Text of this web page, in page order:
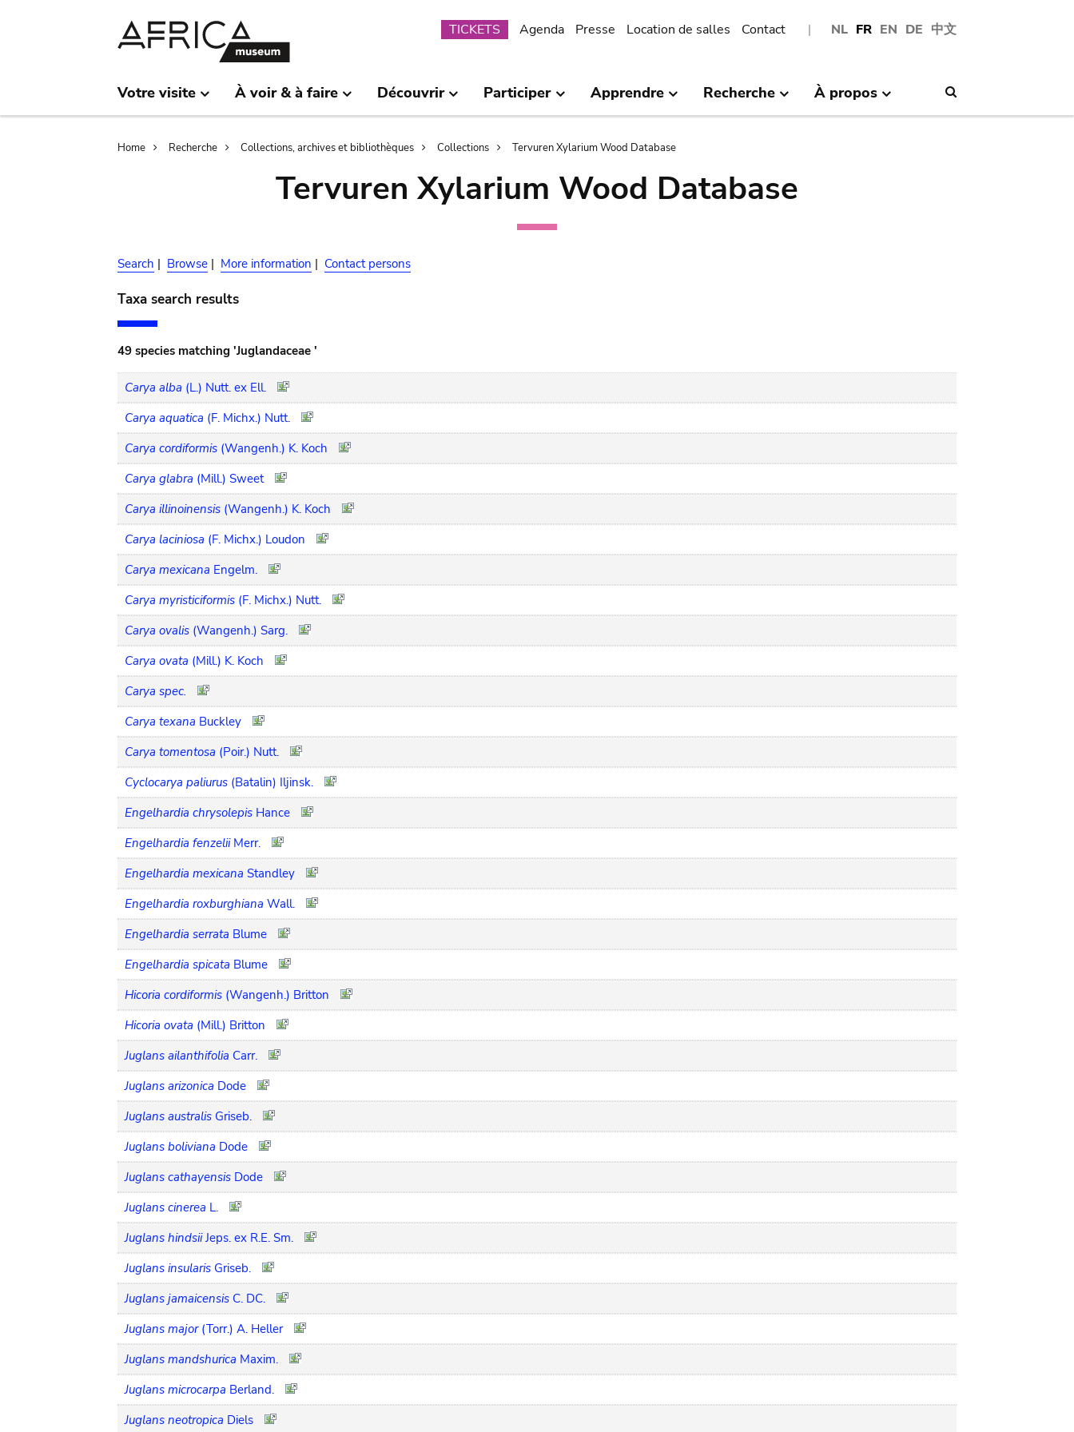
NL FR EN DE 中文
Submenu
TICKETS Agenda Presse Location de salles Contact
Votre visite À voir & à faire Découvrir Participer Apprendre Recherche À propos
Breadcrumb
Home Recherche Collections, archives et bibliothèques Collections Tervuren Xylarium Wood Database
Tervuren Xylarium Wood Database
Search | Browse | More information | Contact persons
Taxa search results
49 species matching 'Juglandaceae '
Carya alba (L.) Nutt. ex Ell.
Carya aquatica (F. Michx.) Nutt.
Carya cordiformis (Wangenh.) K. Koch
Carya glabra (Mill.) Sweet
Carya illinoinensis (Wangenh.) K. Koch
Carya laciniosa (F. Michx.) Loudon
Carya mexicana Engelm.
Carya myristiciformis (F. Michx.) Nutt.
Carya ovalis (Wangenh.) Sarg.
Carya ovata (Mill.) K. Koch
Carya spec.
Carya texana Buckley
Carya tomentosa (Poir.) Nutt.
Cyclocarya paliurus (Batalin) Iljinsk.
Engelhardia chrysolepis Hance
Engelhardia fenzelii Merr.
Engelhardia mexicana Standley
Engelhardia roxburghiana Wall.
Engelhardia serrata Blume
Engelhardia spicata Blume
Hicoria cordiformis (Wangenh.) Britton
Hicoria ovata (Mill.) Britton
Juglans ailanthifolia Carr.
Juglans arizonica Dode
Juglans australis Griseb.
Juglans boliviana Dode
Juglans cathayensis Dode
Juglans cinerea L.
Juglans hindsii Jeps. ex R.E. Sm.
Juglans insularis Griseb.
Juglans jamaicensis C. DC.
Juglans major (Torr.) A. Heller
Juglans mandshurica Maxim.
Juglans microcarpa Berland.
Juglans neotropica Diels